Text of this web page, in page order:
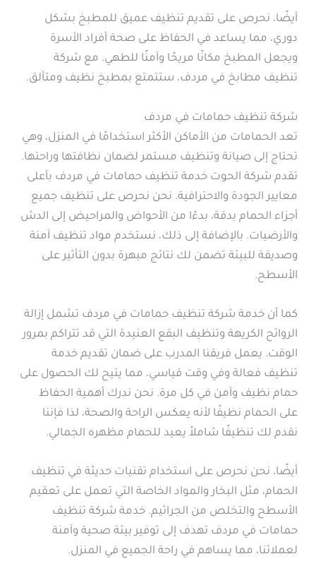
أيضًا، نحرص على تقديم تنظيف عميق للمطبخ بشكل
دوري، مما يساعد في الحفاظ على صحة أفراد الأسرة
ويجعل المطبخ مكانًا مريحًا وآمنًا للطهي. مع شركة
تنظيف مطابخ في مردف، ستتمتع بمطبخ نظيف ومتألق.
شركة تنظيف حمامات في مردف
تعد الحمامات من الأماكن الأكثر استخدامًا في المنزل، وهي
تحتاج إلى صيانة وتنظيف مستمر لضمان نظافتها وراحتها.
تقدم شركة الحوت خدمة تنظيف حمامات في مردف بأعلى
معايير الجودة والاحترافية. نحن نحرص على تنظيف جميع
أجزاء الحمام بدقة، بدءًا من الأحواض والمراحيض إلى الدش
والأرضيات. بالإضافة إلى ذلك، نستخدم مواد تنظيف آمنة
وصديقة للبيئة تضمن لك نتائج مبهرة بدون التأثير على
الأسطح.
كما أن خدمة شركة تنظيف حمامات في مردف تشمل إزالة
الروائح الكريهة وتنظيف البقع العنيدة التي قد تتراكم بمرور
الوقت. يعمل فريقنا المدرب على ضمان تقديم خدمة
تنظيف فعالة وفي وقت قياسي، مما يتيح لك الحصول على
حمام نظيف وآمن في كل مرة. نحن ندرك أهمية الحفاظ
على الحمام نظيفًا لأنه يعكس الراحة والصحة، لذا فإننا
نقدم لك تنظيفًا شاملاً يعيد للحمام مظهره الجمالي.
أيضًا، نحن نحرص على استخدام تقنيات حديثة في تنظيف
الحمام، مثل البخار والمواد الخاصة التي تعمل على تعقيم
الأسطح والتخلص من الجراثيم. خدمة شركة تنظيف
حمامات في مردف تهدف إلى توفير بيئة صحية وآمنة
لعملائنا، مما يساهم في راحة الجميع في المنزل.